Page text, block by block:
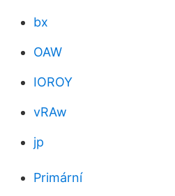
bx
OAW
IOROY
vRAw
jp
Primární